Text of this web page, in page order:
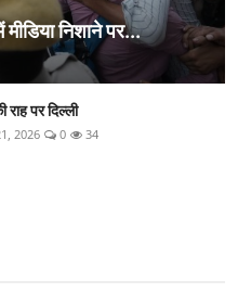
निशाने पर...
पर दिल्ली
2026 0 34